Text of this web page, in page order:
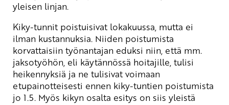
yleisen linjan.
Kiky-tunnit poistuisivat lokakuussa, mutta ei
ilman kustannuksia. Niiden poistumista
korvattaisiin työnantajan eduksi niin, että mm.
jaksotyöhön, eli käytännössä hoitajille, tulisi
heikennyksiä ja ne tulisivat voimaan
etupainotteisesti ennen kiky-tuntien poistumista
jo 1.5. Myös kikyn osalta esitys on siis yleistä